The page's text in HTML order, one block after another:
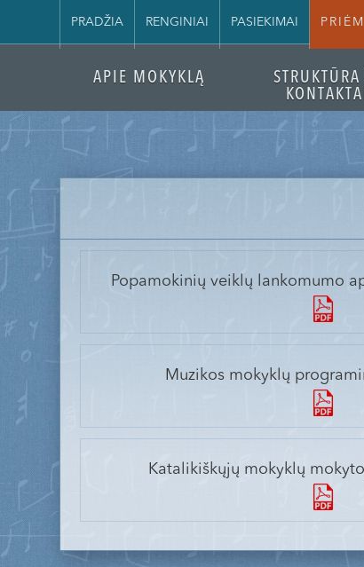
PRADŽIA RENGINIAI PASIEKIMAI
APIE MOKYKLĄ
Popamokinių veiklų lankomumo
Muzikos mokyklų
Katalikiškųjų mokyklų